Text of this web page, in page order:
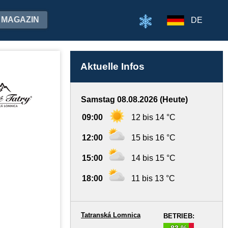
MAGAZIN DE
Aktuelle Infos
Samstag 08.08.2026 (Heute)
09:00 12 bis 14 °C
12:00 15 bis 16 °C
15:00 14 bis 15 °C
18:00 11 bis 13 °C
BETRIEB:
Tatranská Lomnica